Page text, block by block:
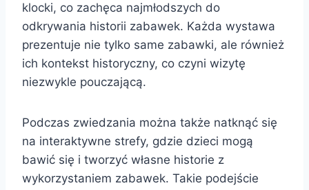
klocki, co zachęca najmłodszych do
odkrywania historii zabawek. Każda wystawa
prezentuje nie tylko same zabawki, ale również
ich kontekst historyczny, co czyni wizytę
niezwykle pouczającą.
Podczas zwiedzania można także natknąć się
na interaktywne strefy, gdzie dzieci mogą
bawić się i tworzyć własne historie z
wykorzystaniem zabawek. Takie podejście